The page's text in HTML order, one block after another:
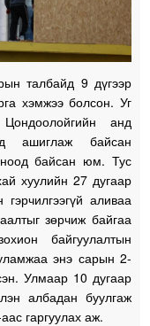
талбайд 9 дүгээр
хэмжээ болсон. Уг
анд
ашиглаж байсан
байсан юм. Тус
хуулийн 27 дугаар
аливаа
зөрчиж байгаа
байгуулалтын
энэ сарын 2-
Улмаар 10 дугаар
албадан буулгаж
гаргуулах аж.